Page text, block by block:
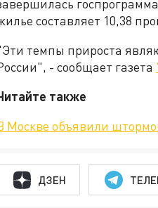
составляет 10,38
темпы прироста
- сообщает газета
также
Москве объявили
ДЗЕН